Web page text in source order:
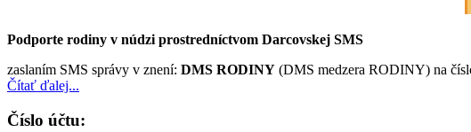
Podporte rodiny v núdzi prostredníctvom Darcovskej SMS
zaslaním SMS správy v znení: DMS RODINY (DMS medzera RODINY) na
Čítať ďalej...
Číslo účtu: